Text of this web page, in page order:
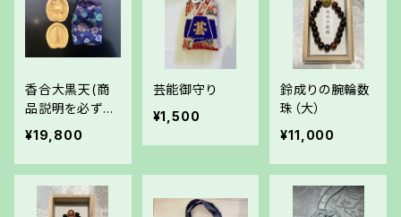
香合大黒天(商
品説明を必ずお
読みください)
¥19,800
芸能御守り
¥1,500
鈴成りの腕輪数
珠（大）
¥11,000